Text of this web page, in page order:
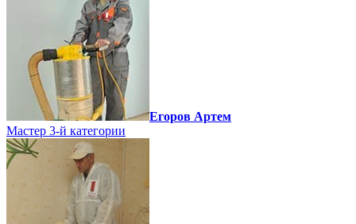
Егоров Артем
Мастер 3-й категории